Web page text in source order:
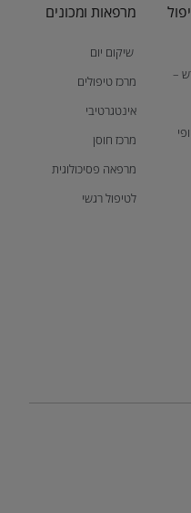
מרפאות ומכונים
שיקום יום
מרכז טיפולים
אינטגרטיבי
מרכז חוסן
מרפאה פסיכולוגית
לטיפול רגשי
–